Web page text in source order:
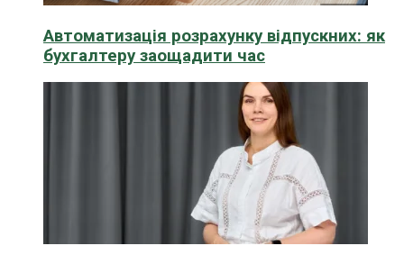
Автоматизація розрахунку відпускних: як
бухгалтеру заощадити час